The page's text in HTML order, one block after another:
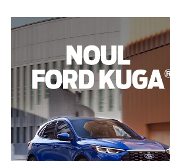
însă poate constitui un element
evaluare și poate contribui la
circumstanțelor în care au apărut
Pentru multe persoane, această
modalitate de a demonstra
și de a răspunde transparent
situația investigată.
Obiectivitatea